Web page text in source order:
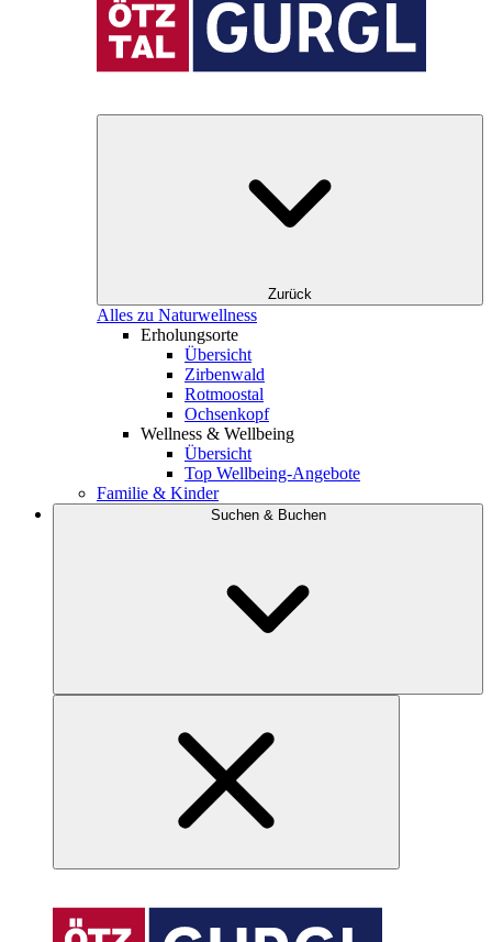
Zurück
Alles zu Naturwellness
Erholungsorte
Übersicht
Zirbenwald
Rotmoostal
Ochsenkopf
Wellness & Wellbeing
Übersicht
Top Wellbeing-Angebote
Familie & Kinder
Suchen & Buchen